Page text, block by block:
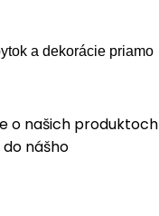
a dekorácie priamo
o našich produktoch
nášho